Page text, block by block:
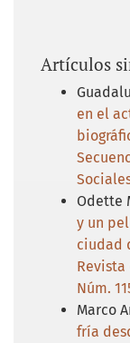
Artículos
en el
Odette
y un
ciudad
Revista
Núm.
Marco
fría